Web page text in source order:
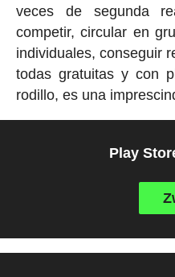
veces de segunda
competir, circular en
individuales, conseguir
todas gratuitas y con
rodillo, es una
Play